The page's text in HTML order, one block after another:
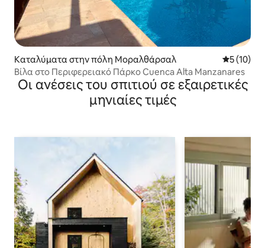
Καταλύματα στην πόλη Μοραλθάρσαλ Μέση
5 (10)
Βίλα στο Περιφερειακό Πάρκο Cuenca Alta Manzanares
Οι ανέσεις του σπιτιού σε εξαιρετικές
μηνιαίες τιμές